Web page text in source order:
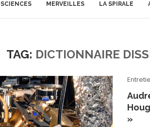
SCIENCES MERVEILLES LA SPIRALE
TAG: DICTIONNAIRE
»